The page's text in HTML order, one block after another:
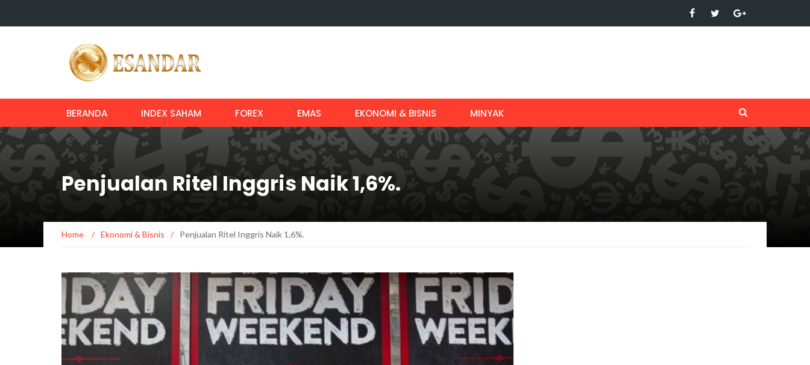
BERANDA INDEX SAHAM FOREX EMAS EKONOMI & BISNIS MINYAK
Penjualan Ritel Inggris Naik 1,6%.
Home / Ekonomi & Bisnis / Penjualan Ritel Inggris Naik 1,6%.